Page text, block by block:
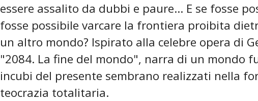
essere assalito da dubbi e paure... E se fosse
fosse possibile varcare la frontiera proibita
un altro mondo? Ispirato alla celebre opera di
"2084. La fine del mondo", narra di un mondo
incubi del presente sembrano realizzati nella
teocrazia totalitaria.